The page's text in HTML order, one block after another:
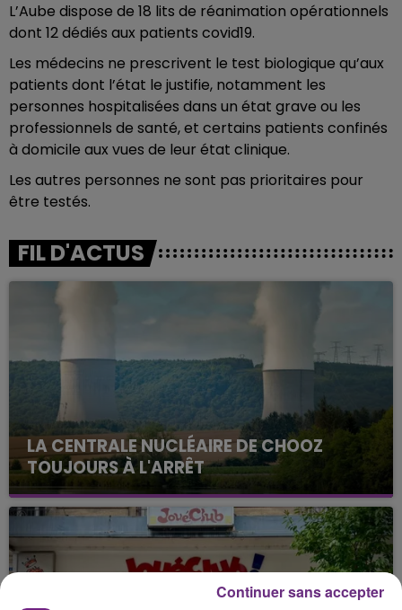
L’Aube dispose de 18 lits de réanimation opérationnels
dont 12 dédiés aux patients covid19.
Les médecins ne prescrivent le test biologique qu’aux
patients dont l’état le justifie, notamment les
personnes hospitalisées dans un état grave ou les
professionnels de santé, et certains patients confinés
à domicile aux vues de leur état clinique.
Les autres personnes ne sont pas prioritaires pour
être testés.
FIL D'ACTUS
LA CENTRALE NUCLÉAIRE DE CHOOZ
TOUJOURS À L'ARRÊT
Cela fait déjà une semaine que la centrale
nucléaire ardennaise est à l'arrêt. Une situation
justifiée par la sécheresse intense qui est toujours
présente.
Continuer sans accepter